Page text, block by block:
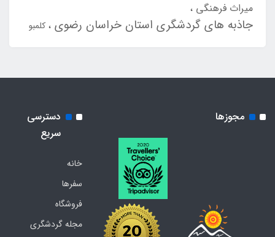
میراث فرهنگی
جاذبه های گردشگری استان خراسان رضوی کلمبو
مجوزها
دسترسی
سریع
خانه
سفرها
فروشگاه
مجله گردشگری